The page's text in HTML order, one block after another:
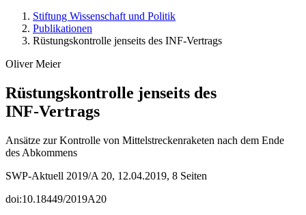
Stiftung Wissenschaft und Politik
Publikationen
Rüstungskontrolle jenseits des INF‑Vertrags
Oliver Meier
Rüstungskontrolle jenseits des
INF‑Vertrags
Ansätze zur Kontrolle von Mittelstreckenraketen nach dem Ende
des Abkommens
SWP-Aktuell 2019/A 20, 12.04.2019, 8 Seiten
doi:10.18449/2019A20